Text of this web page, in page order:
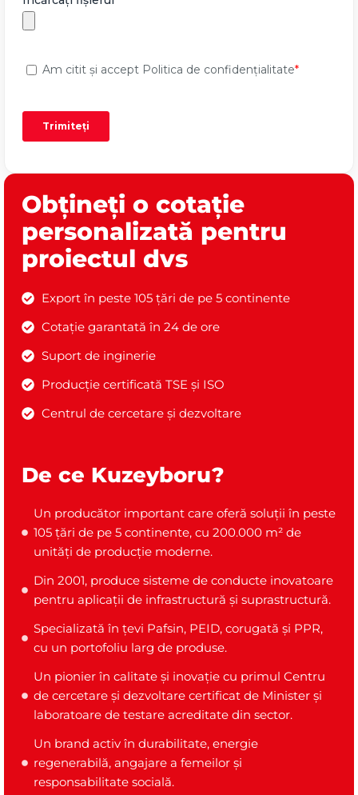
Obțineți o cotație
personalizată pentru
proiectul dvs
Export în peste 105 țări de pe 5 continente
Cotație garantată în 24 de ore
Suport de inginerie
Producție certificată TSE și ISO
Centrul de cercetare și dezvoltare
De ce Kuzeyboru?
Un producător important care oferă soluții în peste
105 țări de pe 5 continente, cu 200.000 m² de
unități de producție moderne.
Din 2001, produce sisteme de conducte inovatoare
pentru aplicații de infrastructură și suprastructură.
Specializată în țevi Pafsin, PEID, corugată și PPR,
cu un portofoliu larg de produse.
Un pionier în calitate și inovație cu primul Centru
de cercetare și dezvoltare certificat de Minister și
laboratoare de testare acreditate din sector.
Un brand activ în durabilitate, energie
regenerabilă, angajare a femeilor și
responsabilitate socială.